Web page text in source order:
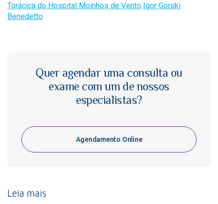
Torácica do Hospital Moinhos de Vento Igor Gorski
Benedetto
Quer agendar uma consulta ou
exame com um de nossos
especialistas?
Agendamento Online
Leia mais